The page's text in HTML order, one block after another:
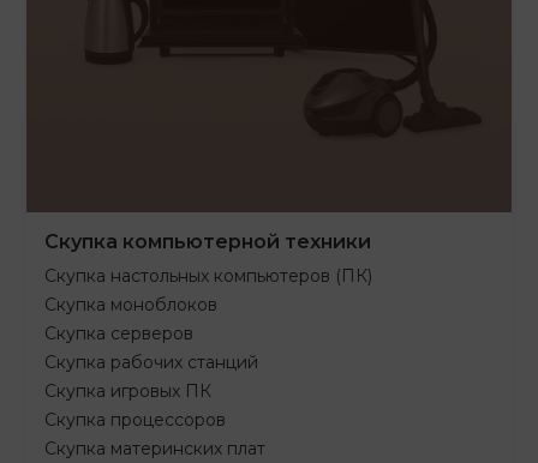
Скупка компьютерной техники
Скупка настольных компьютеров (ПК)
Скупка моноблоков
Скупка серверов
Скупка рабочих станций
Скупка игровых ПК
Скупка процессоров
Скупка материнских плат